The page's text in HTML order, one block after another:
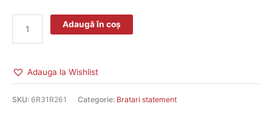
Adaugă în coș
Adauga la Wishlist
SKU: 6R31R261 Categorie: Bratari statement